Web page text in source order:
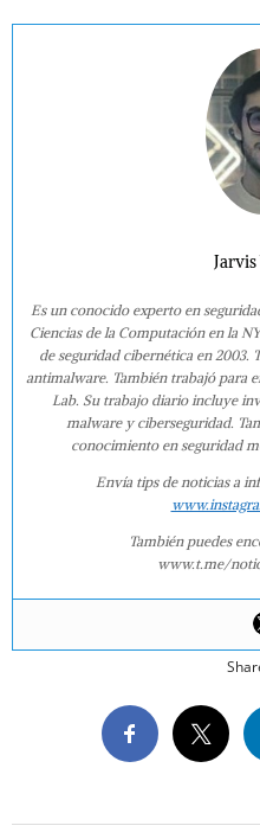
Jarvis
Es un conocido experto en
Ciencias de la Computación en la
de seguridad cibernética en 2003.
antimalware. También trabajó para
Lab. Su trabajo diario incluye
malware y ciberseguridad.
conocimiento en seguridad
Envía tips de noticias a
También puedes
www.t.me/